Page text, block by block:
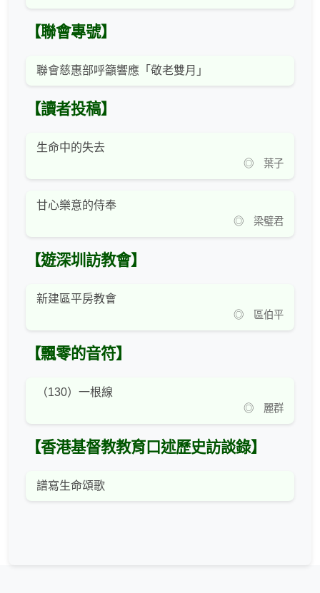
【聯會專號】
聯會慈惠部呼籲響應「敬老雙月」
【讀者投稿】
生命中的失去
◎ 葉子
甘心樂意的侍奉
◎ 梁璧君
【遊深圳訪教會】
新建區平房教會
◎ 區伯平
【飄零的音符】
（130）一根線
◎ 麗群
【香港基督教教育口述歷史訪談錄】
譜寫生命頌歌